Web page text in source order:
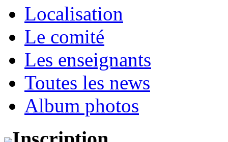
Localisation
Le comité
Les enseignants
Toutes les news
Album photos